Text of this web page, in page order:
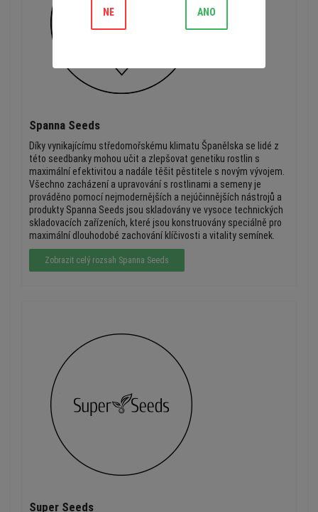
Spanna Seeds
Díky vynikajícímu středomořskému klimatu Španělska se lidé z
této seedbanky mohou učit a zlepšovat genetiku rostlin s
maximální efektivitou a nadále těšit pěstitele s novým vývojem.
Všechno zacházení a upravování s rostlinami a semeny je
prováděno pomocí nejmodernějších a nejúčinnějších nástrojů a
produkty Spanna Seeds jsou skladovány ve vysoce technických
skladovacích zařízeních, které jsou konstruovány speciálně pro
maximální dlouhodobé zachování klíčivosti a vitality semínek.
Zobrazit celý rozsah Spanna Seeds
Super Seeds
NE ANO